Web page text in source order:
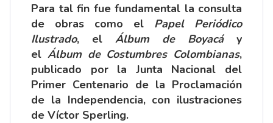
Para tal fin fue fundamental la consulta
de obras como el Papel Periódico
Ilustrado, el Álbum de Boyacá y
el Álbum de Costumbres Colombianas,
publicado por la Junta Nacional del
Primer Centenario de la Proclamación
de la Independencia, con ilustraciones
de Víctor Sperling.